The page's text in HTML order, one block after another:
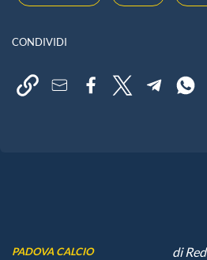
CONDIVIDI
PADOVA CALCIO di